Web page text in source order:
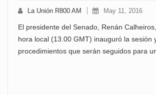
La Unión R800 AM May 11, 2016
El presidente del Senado, Renán
hora local (13.00 GMT) inauguró la sesión
procedimientos que serán seguidos para